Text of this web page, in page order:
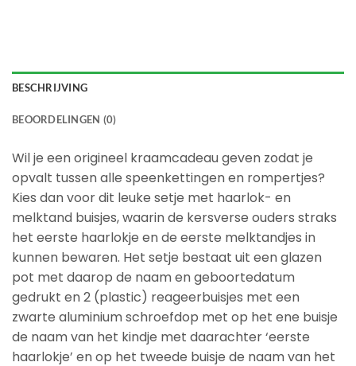
BESCHRIJVING
BEOORDELINGEN (0)
Wil je een origineel kraamcadeau geven zodat je
opvalt tussen alle speenkettingen en rompertjes?
Kies dan voor dit leuke setje met haarlok- en
melktand buisjes, waarin de kersverse ouders straks
het eerste haarlokje en de eerste melktandjes in
kunnen bewaren. Het setje bestaat uit een glazen
pot met daarop de naam en geboortedatum
gedrukt en 2 (plastic) reageerbuisjes met een
zwarte aluminium schroefdop met op het ene buisje
de naam van het kindje met daarachter ‘eerste
haarlokje’ en op het tweede buisje de naam van het